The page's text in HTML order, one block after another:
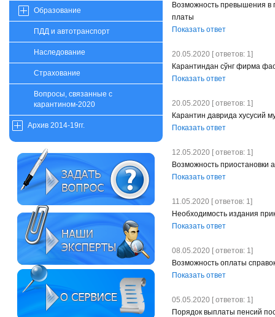
Образование
ПДД и автотранспорт
Наследование
Страхование
Вопросы, связанные с
карантином-2020
Архив 2014-19гг.
Возможность превышения в
платы
Показать ответ
20.05.2020 [ ответов: 1]
Карантиндан сўнг фирма
Показать ответ
20.05.2020 [ ответов: 1]
Карантин даврида хусусий
Показать ответ
12.05.2020 [ ответов: 1]
Возможность приостановки
Показать ответ
11.05.2020 [ ответов: 1]
Необходимость издания
Показать ответ
08.05.2020 [ ответов: 1]
Возможность оплаты
Показать ответ
05.05.2020 [ ответов: 1]
Порядок выплаты пенсий